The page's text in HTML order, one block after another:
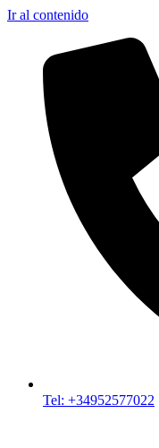
Ir al contenido
Tel: +34952577022